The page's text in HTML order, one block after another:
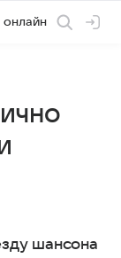
шансона